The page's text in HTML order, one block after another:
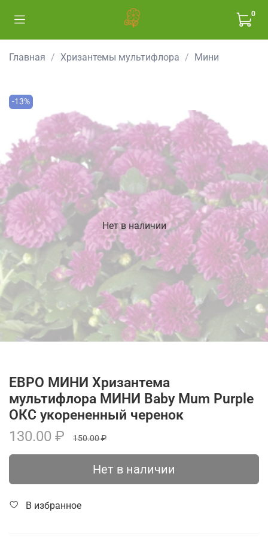
0
Главная Хризантемы мультифлора Мини
Нет в наличии
-13%
ЕВРО МИНИ Хризантема
мультифлора МИНИ Baby Mum Purple
ОКС укорененный черенок
130.00 ₽ 150.00 ₽
Нет в наличии
В избранное